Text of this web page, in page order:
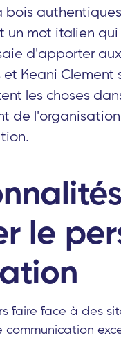
bois
un mot italien
d'apporter
Keani Clement
les choses
de
le
faire face à des
communication